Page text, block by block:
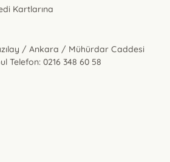
Kartlarına
/ Ankara / Mühürdar Caddesi
Telefon: 0216 348 60 58